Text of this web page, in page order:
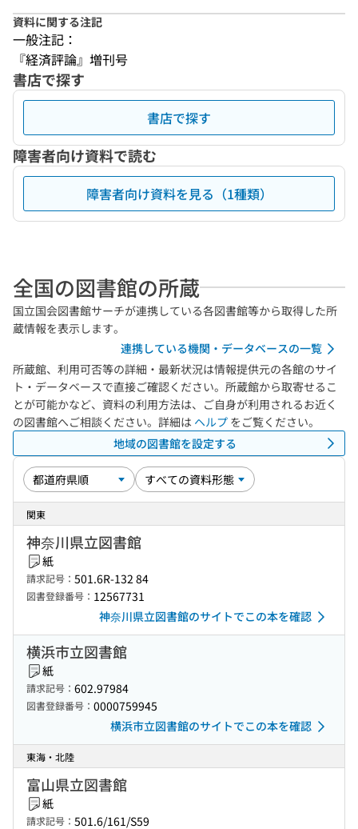
資料に関する注記
一般注記：
『経済評論』増刊号
書店で探す
書店で探す
障害者向け資料で読む
障害者向け資料を見る（1種類）
全国の図書館の所蔵
国立国会図書館サーチが連携している各図書館等から取得した所
蔵情報を表示します。
連携している機関・データベースの一覧
所蔵館、利用可否等の詳細・最新状況は情報提供元の各館のサイ
ト・データベースで直接ご確認ください。所蔵館から取寄せるこ
とが可能かなど、資料の利用方法は、ご自身が利用されるお近く
の図書館へご相談ください。詳細は ヘルプ をご覧ください。
地域の図書館を設定する
関東
神奈川県立図書館
紙
請求記号： 501.6R-132 84
図書登録番号： 12567731
神奈川県立図書館のサイトでこの本を確認
横浜市立図書館
紙
請求記号： 602.97984
図書登録番号： 0000759945
横浜市立図書館のサイトでこの本を確認
東海・北陸
富山県立図書館
紙
請求記号： 501.6/161/S59